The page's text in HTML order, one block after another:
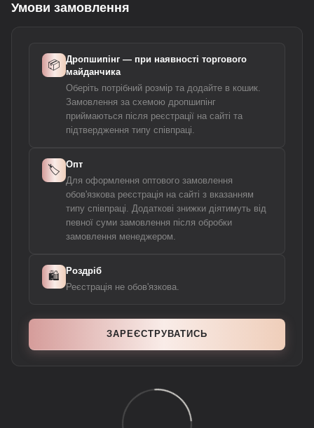
Умови замовлення
📦 Дропшипінг — при наявності торгового
майданчика
Оберіть потрібний розмір та додайте в кошик.
Замовлення за схемою дропшипінг
приймаються після реєстрації на сайті та
підтвердження типу співпраці.
🏷️ Опт
Для оформлення оптового замовлення
обов'язкова реєстрація на сайті з вказанням
типу співпраці. Додаткові знижки діятимуть від
певної суми замовлення після обробки
замовлення менеджером.
🛍️ Роздріб
Реєстрація не обов'язкова.
ЗАРЕЄСТРУВАТИСЬ